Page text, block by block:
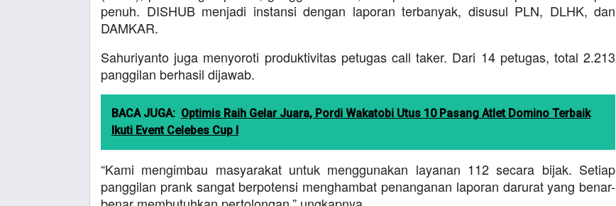
penuh. DISHUB menjadi instansi dengan laporan terbanyak, disusul PLN, DLHK, dan
DAMKAR.
Sahuriyanto juga menyoroti produktivitas petugas call taker. Dari 14 petugas, total 2.213
panggilan berhasil dijawab.
BACA JUGA: Optimis Raih Gelar Juara, Pordi Wakatobi Utus 10 Pasang Atlet Domino Terbaik
Ikuti Event Celebes Cup I
“Kami mengimbau masyarakat untuk menggunakan layanan 112 secara bijak. Setiap
panggilan prank sangat berpotensi menghambat penanganan laporan darurat yang benar-